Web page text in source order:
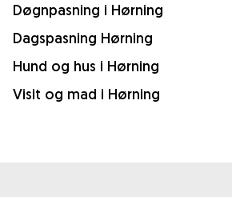
Døgnpasning i Hørning
Dagspasning Hørning
Hund og hus i Hørning
Visit og mad i Hørning